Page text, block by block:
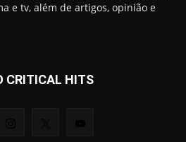
e tv, além de artigos, opinião e
CRITICAL HITS